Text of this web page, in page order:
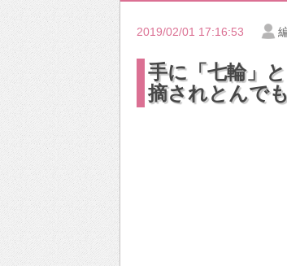
2019/02/01 17:16:53
手に「七輪」
摘されとんで